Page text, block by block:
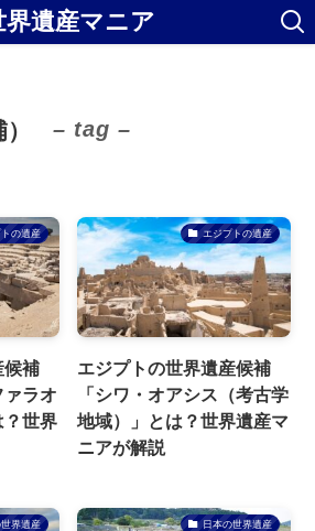
界遺産マニア
– tag –
の遺産
候補
ァラオ
？世界
エジプトの遺産
エジプトの世界遺産候補
「シワ・オアシス（考古学
地域）」とは？世界遺産マ
ニアが解説
世界遺産 日本の世界遺産